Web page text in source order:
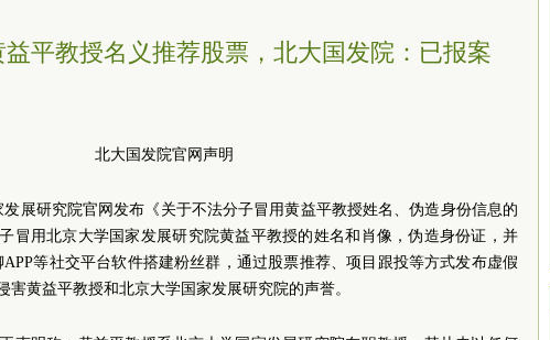
平教授名义推荐股票，北大国发院：已报案
北大国发院官网声明
发展研究院官网发布《关于不法分子冒用黄益平教授姓名、伪造身份信息的
冒用北京大学国家发展研究院黄益平教授的姓名和肖像，伪造身份证，并
等社交平台软件搭建粉丝群，通过股票推荐、项目跟投等方式发布虚假
害黄益平教授和北京大学国家发展研究院的声誉。